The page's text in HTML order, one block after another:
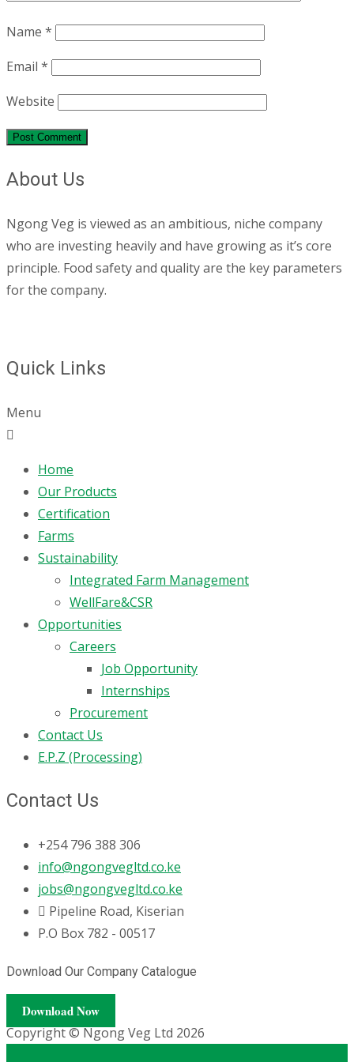
Name *
Email *
Website
About Us
Ngong Veg is viewed as an ambitious, niche company
who are investing heavily and have growing as it’s core
principle. Food safety and quality are the key parameters
for the company.
Quick Links
Menu
Home
Our Products
Certification
Farms
Sustainability
Integrated Farm Management
WellFare&CSR
Opportunities
Careers
Job Opportunity
Internships
Procurement
Contact Us
E.P.Z (Processing)
Contact Us
+254 796 388 306
info@ngongvegltd.co.ke
jobs@ngongvegltd.co.ke
Pipeline Road, Kiserian
P.O Box 782 - 00517
Download Our Company Catalogue
Download Now
Copyright © Ngong Veg Ltd 2026